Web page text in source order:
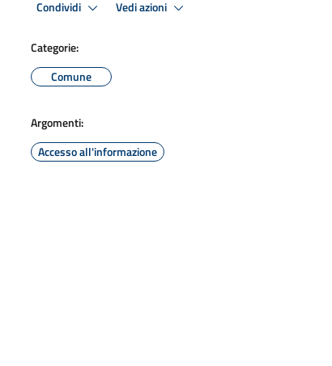
Condividi Vedi azioni
Categorie:
Comune
Argomenti:
Accesso all'informazione